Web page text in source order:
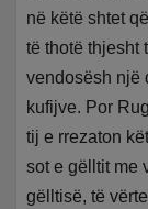
në këtë shtet
të thotë thjesht
vendosësh një
kufijve. Por
tij e rrezaton
sot e gëlltit me
gëlltisë, të